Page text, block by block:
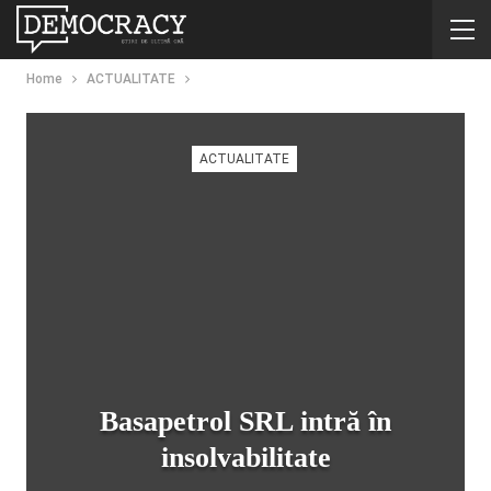
Home ACTUALITATE
ACTUALITATE
Basapetrol SRL intră în
insolvabilitate